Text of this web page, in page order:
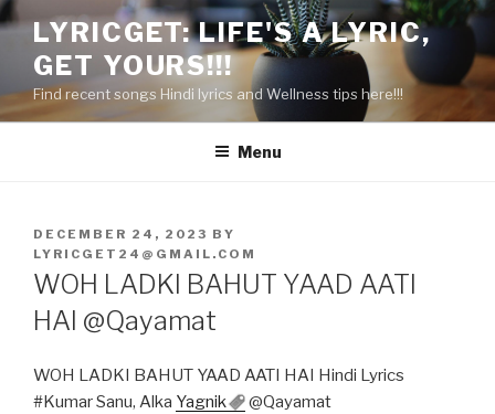
Skip
content
LYRICGET: LIFE'S A LYRIC,
GET YOURS!!!
Find recent songs Hindi lyrics and Wellness tips here!!!
Menu
POSTED
ON
DECEMBER 24, 2023 BY
LYRICGET24@GMAIL.COM
WOH LADKI BAHUT YAAD AATI
HAI @Qayamat
WOH LADKI BAHUT YAAD AATI HAI Hindi Lyrics
#Kumar Sanu, Alka Yagnik @Qayamat